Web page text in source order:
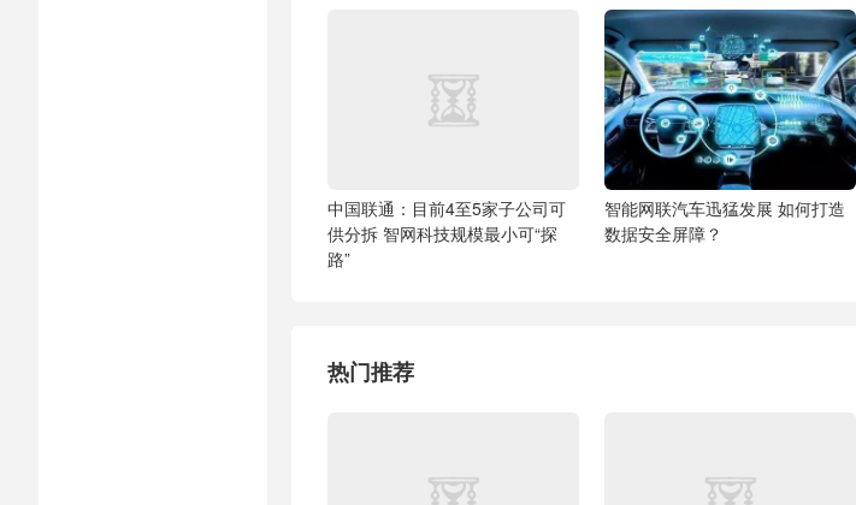
中国联通：目前4至5家子公司可
供分拆 智网科技规模最小可“探
路”
智能网联汽车迅猛发展 如何打造
数据安全屏障？
热门推荐